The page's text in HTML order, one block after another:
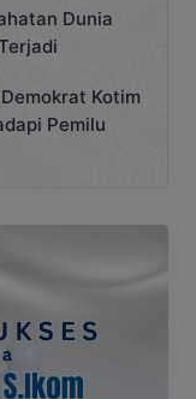
Dunia
Kotim
Pemilu